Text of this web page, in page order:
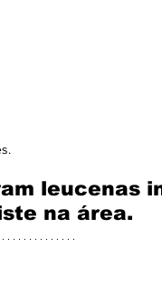
leucenas
na área.